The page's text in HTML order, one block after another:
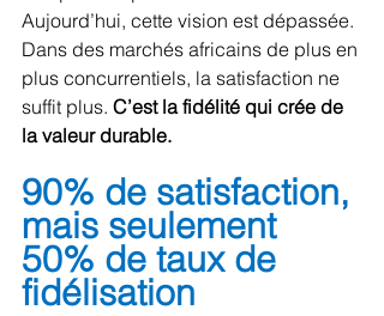
Aujourd’hui, cette vision est dépassée.
Dans des marchés africains de plus en
plus concurrentiels, la satisfaction ne
suffit plus. C’est la fidélité qui crée de
la valeur durable.
90% de satisfaction,
mais seulement
50% de taux de
fidélisation